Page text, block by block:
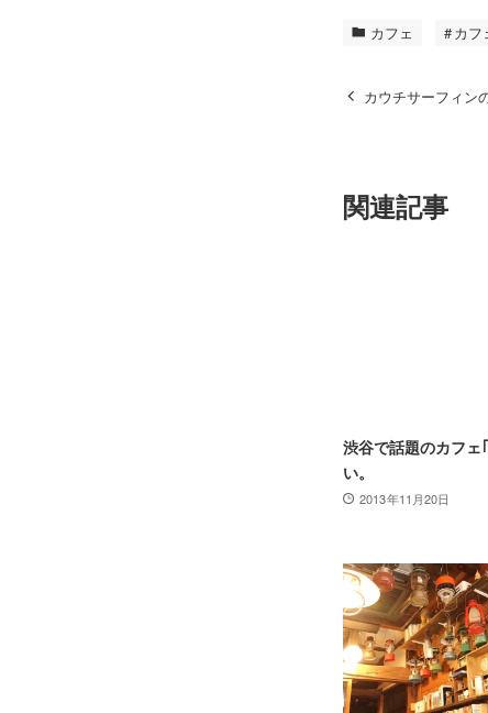
カフェ カフ
カウチサーフィン
関連記事
渋谷で話題のカフ
い。
2013年11月20日